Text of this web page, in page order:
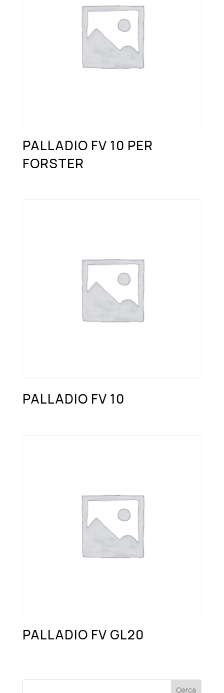
PALLADIO FV 10 PER
FORSTER
PALLADIO FV 10
PALLADIO FV GL20
Cerca